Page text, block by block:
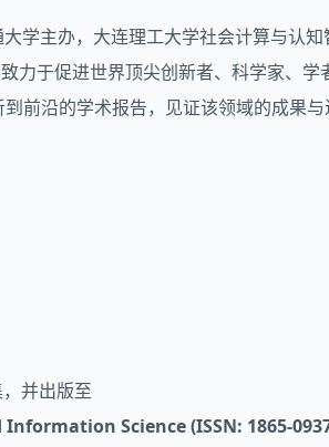
学主办，大连理工大学社会计算与认
力于促进世界顶尖创新者、科学家、
前沿的学术报告，见证该领域的成果与
并出版至
Science (ISSN: 1865-